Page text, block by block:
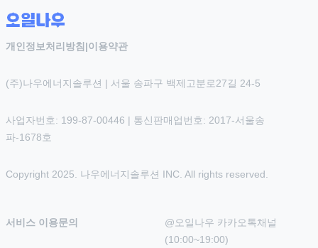
개인정보처리방침|이용약관
(주)나우에너지솔루션 | 서울 송파구 백제고분로27길 24-5
사업자번호: 199-87-00446 | 통신판매업번호: 2017-서울송
파-1678호
Copyright 2025. 나우에너지솔루션 INC. All rights reserved.
서비스 이용문의
@오일나우 카카오톡채널
(10:00~19:00)